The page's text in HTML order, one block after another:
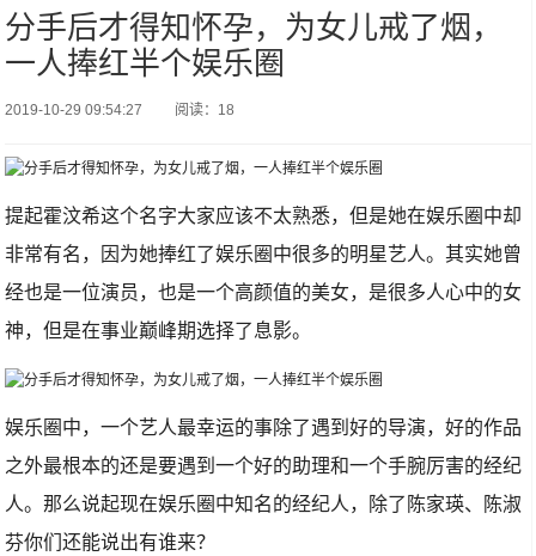
分手后才得知怀孕，为女儿戒了烟，
一人捧红半个娱乐圈
2019-10-29 09:54:27 阅读：18
提起霍汶希这个名字大家应该不太熟悉，但是她在娱乐圈中却
非常有名，因为她捧红了娱乐圈中很多的明星艺人。其实她曾
经也是一位演员，也是一个高颜值的美女，是很多人心中的女
神，但是在事业巅峰期选择了息影。
娱乐圈中，一个艺人最幸运的事除了遇到好的导演，好的作品
之外最根本的还是要遇到一个好的助理和一个手腕厉害的经纪
人。那么说起现在娱乐圈中知名的经纪人，除了陈家瑛、陈淑
芬你们还能说出有谁来？